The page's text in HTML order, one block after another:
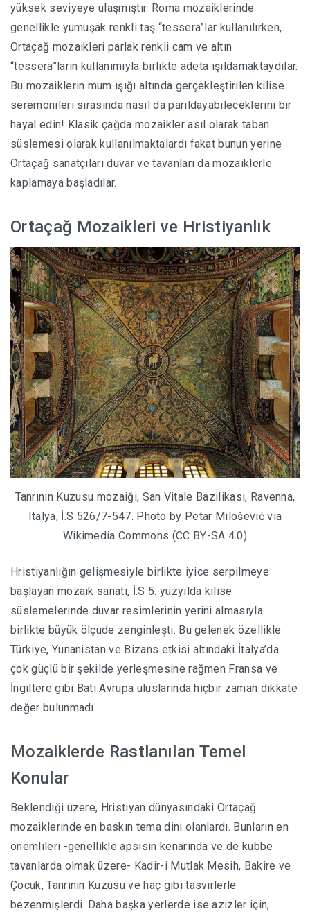
yüksek seviyeye ulaşmıştır. Roma mozaiklerinde
genellikle yumuşak renkli taş “tessera”lar kullanılırken,
Ortaçağ mozaikleri parlak renkli cam ve altın
“tessera”ların kullanımıyla birlikte adeta ışıldamaktaydılar.
Bu mozaiklerin mum ışığı altında gerçekleştirilen kilise
seremonileri sırasında nasıl da parıldayabileceklerini bir
hayal edin! Klasik çağda mozaikler asıl olarak taban
süslemesi olarak kullanılmaktalardı fakat bunun yerine
Ortaçağ sanatçıları duvar ve tavanları da mozaiklerle
kaplamaya başladılar.
Ortaçağ Mozaikleri ve Hristiyanlık
Tanrının Kuzusu mozaiği, San Vitale Bazilikası, Ravenna,
Italya, İ.S 526/7-547. Photo by Petar Milošević via
Wikimedia Commons (CC BY-SA 4.0)
Hristiyanlığın gelişmesiyle birlikte iyice serpilmeye
başlayan mozaik sanatı, İ.S 5. yüzyılda kilise
süslemelerinde duvar resimlerinin yerini almasıyla
birlikte büyük ölçüde zenginleşti. Bu gelenek özellikle
Türkiye, Yunanistan ve Bizans etkisi altındaki İtalya’da
çok güçlü bir şekilde yerleşmesine rağmen Fransa ve
İngiltere gibi Batı Avrupa uluslarında hiçbir zaman dikkate
değer bulunmadı.
Mozaiklerde Rastlanılan Temel
Konular
Beklendiği üzere, Hristiyan dünyasındaki Ortaçağ
mozaiklerinde en baskın tema dini olanlardı. Bunların en
önemlileri -genellikle apsisin kenarında ve de kubbe
tavanlarda olmak üzere- Kadir-i Mutlak Mesih, Bakire ve
Çocuk, Tanrının Kuzusu ve haç gibi tasvirlerle
bezenmişlerdi. Daha başka yerlerde ise azizler için,